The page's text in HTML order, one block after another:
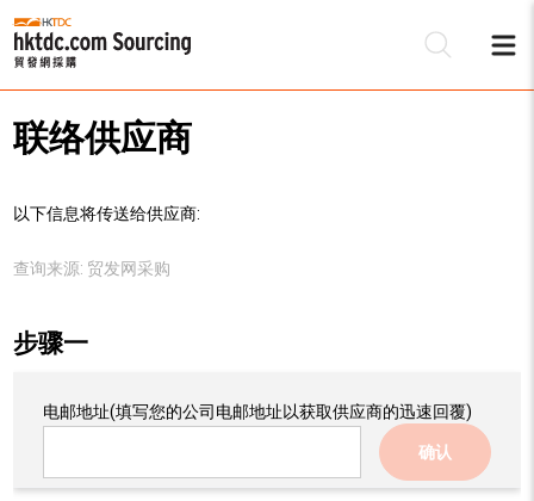
联络供应商
以下信息将传送给供应商:
查询来源: 贸发网采购
步骤一
电邮地址(填写您的公司电邮地址以获取供应商的迅速回覆)
确认